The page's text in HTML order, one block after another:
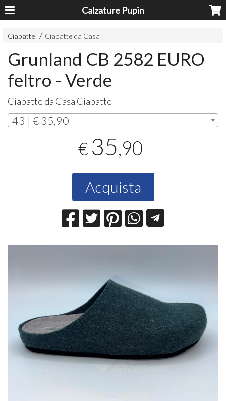
Calzature Pupin
Ciabatte Ciabatte da Casa
Grunland CB 2582 EURO
feltro - Verde
Ciabatte da Casa Ciabatte
43 | € 35,90
€ 35,90
Acquista